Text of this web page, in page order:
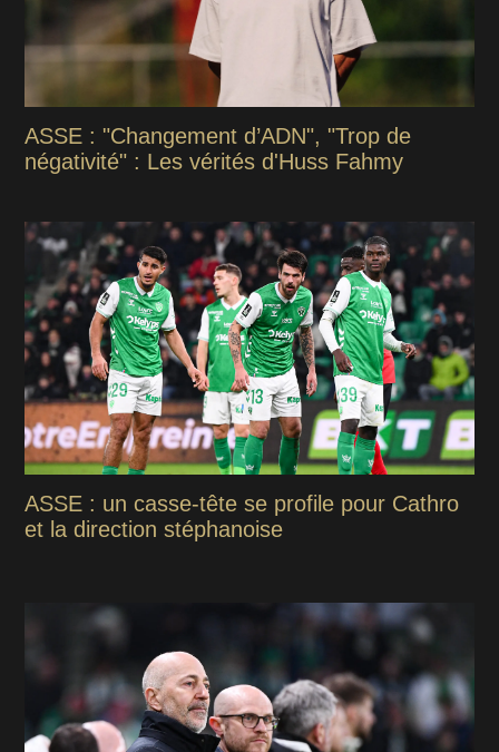
ASSE : "Changement d’ADN", "Trop de
négativité" : Les vérités d'Huss Fahmy
ASSE : un casse-tête se profile pour Cathro
et la direction stéphanoise